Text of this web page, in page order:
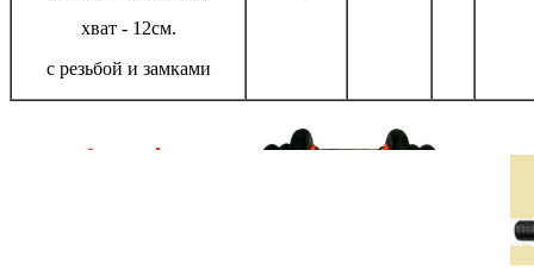
хват - 12см.
с резьбой и замками